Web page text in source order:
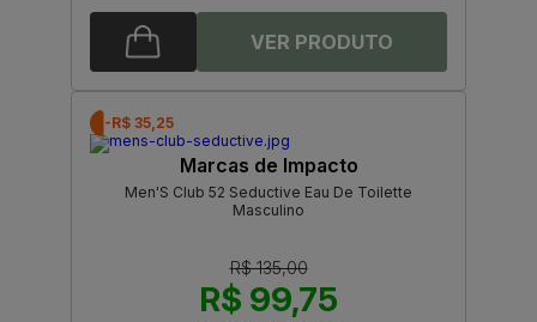
-R$ 35,25
Marcas de Impacto
Men'S Club 52 Seductive Eau De Toilette
Masculino
R$ 135,00
R$ 99,75